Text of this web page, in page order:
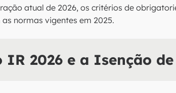
atual de 2026, os critérios de
normas vigentes em 2025.
IR 2026 e a Isenção